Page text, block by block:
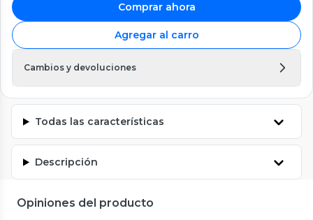
Comprar ahora
Agregar al carro
Cambios y devoluciones
Todas las características
Descripción
Opiniones del producto